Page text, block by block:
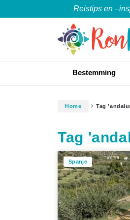
Reistips en
Bestemming
Home Tag
Tag
Spanje